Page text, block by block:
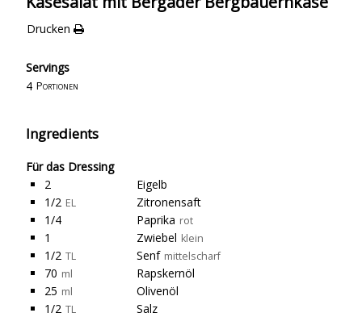
Drucken
Servings
4 Portionen
Ingredients
Für das Dressing
2
Eigelb
1/2 EL
Zitronensaft
1/4
Paprika rot
1 Zwiebel klein
1/2 TL Senf mittelscharf
70 ml
Rapskernöl
25 ml
Olivenöl
1/2 TL
Salz